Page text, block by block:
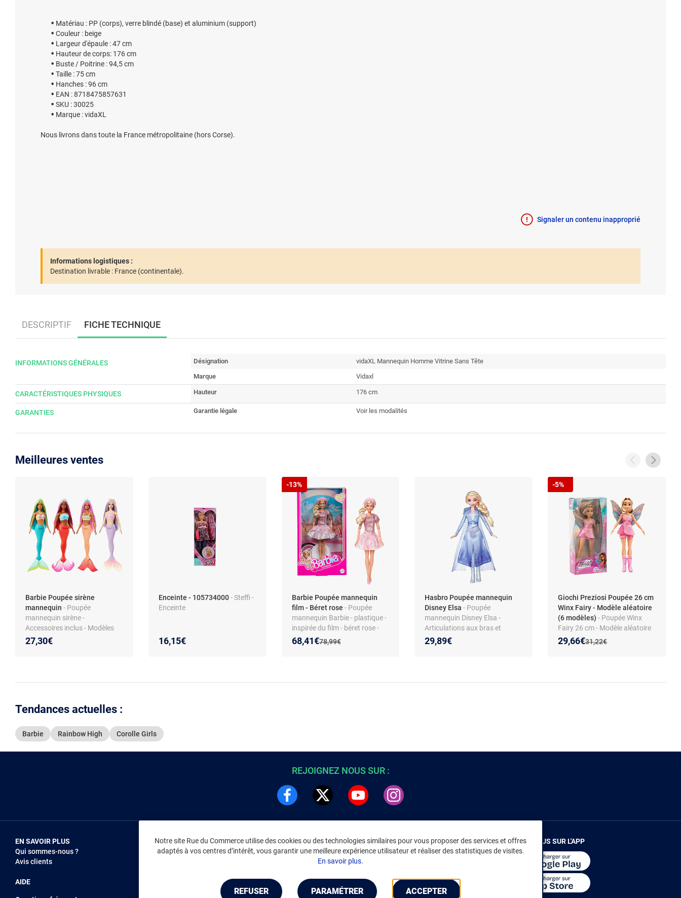
Matériau : PP (corps), verre blindé (base) et aluminium (support)
Couleur : beige
Largeur d'épaule : 47 cm
Hauteur de corps: 176 cm
Buste / Poitrine : 94,5 cm
Taille : 75 cm
Hanches : 96 cm
EAN : 8718475857631
SKU : 30025
Marque : vidaXL
Nous livrons dans toute la France métropolitaine (hors Corse).
Signaler un contenu inapproprié
Informations logistiques :
Destination livrable : France (continentale).
DESCRIPTIF FICHE TECHNIQUE
INFORMATIONS GÉNÉRALES Désignation
vidaXL Mannequin Homme Vitrine Sans Tête
Marque
Vidaxl
CARACTÉRISTIQUES PHYSIQUES Hauteur 176 cm
GARANTIES Garantie légale Voir les modalités
Meilleures ventes
Barbie Poupée sirène
mannequin - Poupée
mannequin sirène -
Accessoires inclus - Modèles
assortis - Matière plastique -
Dès 3 ans
27,30€
Enceinte - 105734000- Steffi -
Enceinte
16,15€
Barbie Poupée mannequin
film - Béret rose - Poupée
mannequin Barbie - plastique -
inspirée du film - béret rose -
dès 6 ansAncien prix :
78,99€
Nouveau prix :
68,41€
Réduction de :
-13%
Hasbro Poupée mannequin
Disney Elsa- Poupée
mannequin Disney Elsa -
Articulations aux bras et
jambes - Thème La Reine des
Neiges 2 - Plastique - Dès 3 ans
29,89€
Giochi Preziosi Poupée 26 cm
Winx Fairy - Modèle aléatoire
(6 modèles)- Poupée Winx
Fairy 26 cm - Modèle aléatoire
(6 modèles) avec ailes
amovibles et vêtements en
Ancien prix :
31,22€
Nouveau prix :
29,66€
Réduction de :
-5%
Tendances actuelles :
Barbie Rainbow High Corolle Girls
Notre site Rue du Commerce utilise des cookies ou des technologies similaires pour vous proposer des services et offres
adaptés à vos centres d’intérêt, vous garantir une meilleure expérience utilisateur et réaliser des statistiques de visites.
En savoir plus.
REFUSER PARAMÉTRER ACCEPTER
REJOIGNEZ NOUS SUR :
EN SAVOIR PLUS
Qui sommes-nous ?
Avis clients
AIDE
NOUS REJOINDRE
Vendez sur RDC
INFORMATIONS LÉGALES
Environnement
CGV/CGU Marketplace
Gérer mes cookies
Mentions légales
RENDEZ-VOUS SUR L'APP